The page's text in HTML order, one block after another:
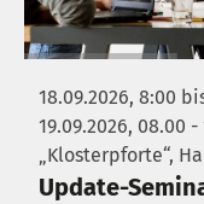
18.09.2026, 8:00
19.09.2026, 08.00
„Klosterpforte“,
Update-